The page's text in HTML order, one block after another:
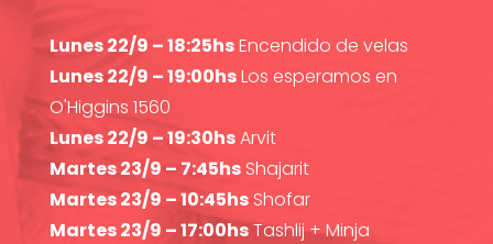
Lunes 22/9 – 18:25hsEncendido de velas
Lunes 22/9 – 19:00hsLos esperamos en
O'Higgins 1560
Lunes 22/9 – 19:30hsArvit
Martes 23/9 – 7:45hsShajarit
Martes 23/9 – 10:45hsShofar
Martes 23/9 – 17:00hsTashlij + Minja